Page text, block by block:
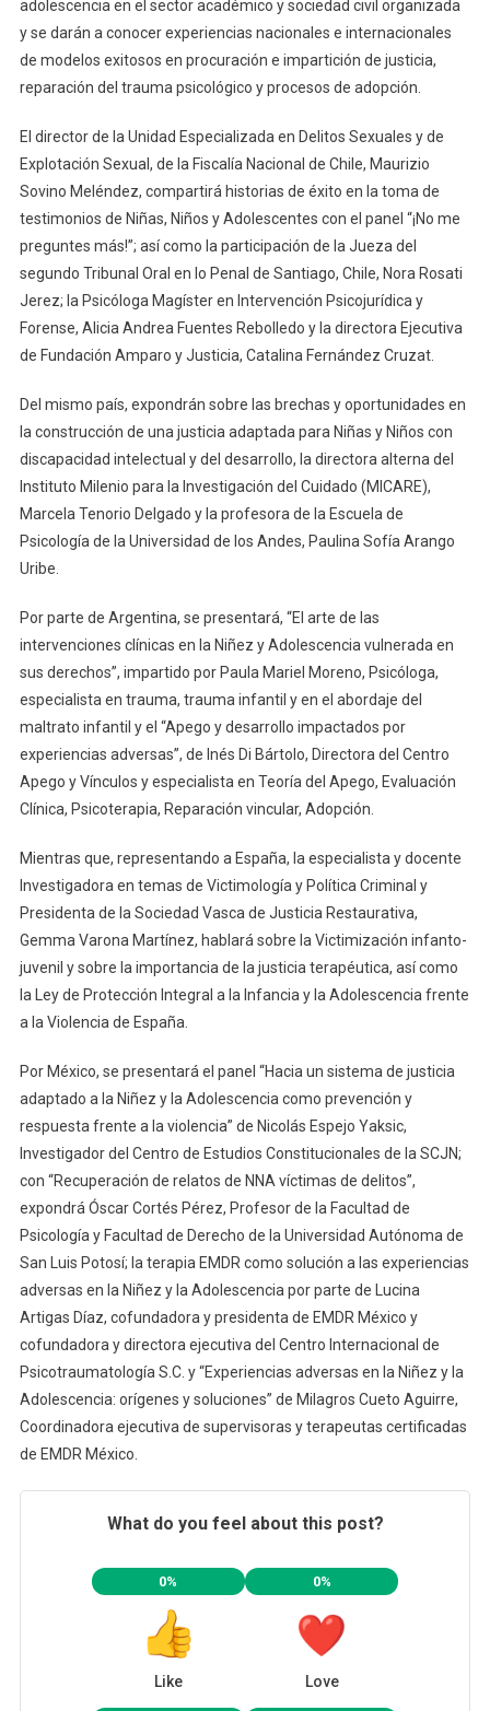
adolescencia en el sector académico y sociedad civil organizada
y se darán a conocer experiencias nacionales e internacionales
de modelos exitosos en procuración e impartición de justicia,
reparación del trauma psicológico y procesos de adopción.
El director de la Unidad Especializada en Delitos Sexuales y de
Explotación Sexual, de la Fiscalía Nacional de Chile, Maurizio
Sovino Meléndez, compartirá historias de éxito en la toma de
testimonios de Niñas, Niños y Adolescentes con el panel “¡No me
preguntes más!”; así como la participación de la Jueza del
segundo Tribunal Oral en lo Penal de Santiago, Chile, Nora Rosati
Jerez; la Psicóloga Magíster en Intervención Psicojurídica y
Forense, Alicia Andrea Fuentes Rebolledo y la directora Ejecutiva
de Fundación Amparo y Justicia, Catalina Fernández Cruzat.
Del mismo país, expondrán sobre las brechas y oportunidades en
la construcción de una justicia adaptada para Niñas y Niños con
discapacidad intelectual y del desarrollo, la directora alterna del
Instituto Milenio para la Investigación del Cuidado (MICARE),
Marcela Tenorio Delgado y la profesora de la Escuela de
Psicología de la Universidad de los Andes, Paulina Sofía Arango
Uribe.
Por parte de Argentina, se presentará, “El arte de las
intervenciones clínicas en la Niñez y Adolescencia vulnerada en
sus derechos”, impartido por Paula Mariel Moreno, Psicóloga,
especialista en trauma, trauma infantil y en el abordaje del
maltrato infantil y el “Apego y desarrollo impactados por
experiencias adversas”, de Inés Di Bártolo, Directora del Centro
Apego y Vínculos y especialista en Teoría del Apego, Evaluación
Clínica, Psicoterapia, Reparación vincular, Adopción.
Mientras que, representando a España, la especialista y docente
Investigadora en temas de Victimología y Política Criminal y
Presidenta de la Sociedad Vasca de Justicia Restaurativa,
Gemma Varona Martínez, hablará sobre la Victimización infanto-
juvenil y sobre la importancia de la justicia terapéutica, así como
la Ley de Protección Integral a la Infancia y la Adolescencia frente
a la Violencia de España.
Por México, se presentará el panel “Hacia un sistema de justicia
adaptado a la Niñez y la Adolescencia como prevención y
respuesta frente a la violencia” de Nicolás Espejo Yaksic,
Investigador del Centro de Estudios Constitucionales de la SCJN;
con “Recuperación de relatos de NNA víctimas de delitos”,
expondrá Óscar Cortés Pérez, Profesor de la Facultad de
Psicología y Facultad de Derecho de la Universidad Autónoma de
San Luis Potosí; la terapia EMDR como solución a las experiencias
adversas en la Niñez y la Adolescencia por parte de Lucina
Artigas Díaz, cofundadora y presidenta de EMDR México y
cofundadora y directora ejecutiva del Centro Internacional de
Psicotraumatología S.C. y “Experiencias adversas en la Niñez y la
Adolescencia: orígenes y soluciones” de Milagros Cueto Aguirre,
Coordinadora ejecutiva de supervisoras y terapeutas certificadas
de EMDR México.
What do you feel about this post?
0%
Like
0%
Love